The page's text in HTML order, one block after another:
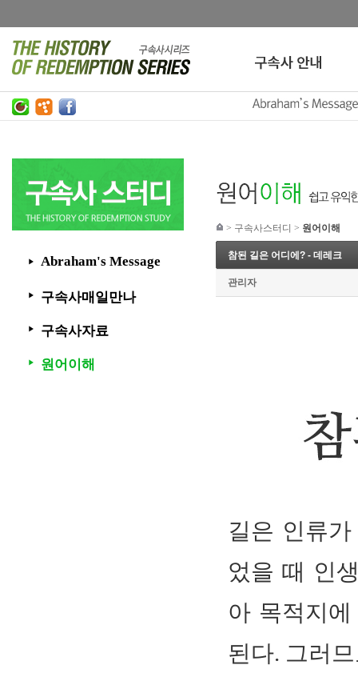
> 구속사스터디 > 원어이해
▶ Abraham's Message
▶ 구속사매일만나
▶ 구속사자료
▶ 원어이해
참된 길은 어디에? - 데레크
관리자
길은 인류
었을 때 인
아 목적지
된다. 그러